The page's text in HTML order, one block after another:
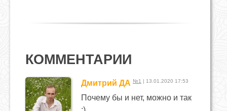
КОММЕНТАРИИ
Дмитрий ДА №1 | 13.01.2020 17:53
Почему бы и нет, можно и так